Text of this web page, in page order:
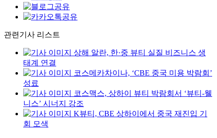
관련기사 리스트
상해 알란, 한·중 뷰티 실질 비즈니스 생
태계 연결
코스메카차이나, ‘CBE 중국 미용 박람회’
성료
코스맥스, 상하이 뷰티 박람회서 ‘뷰티-웰
니스’ 시너지 강조
K뷰티, CBE 상하이에서 중국 재진입 기
회 모색